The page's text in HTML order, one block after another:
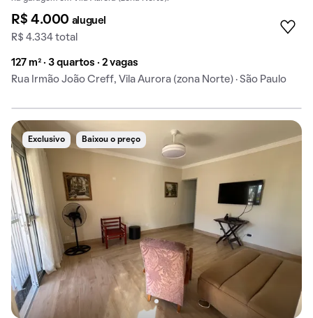
R$ 4.000 aluguel
R$ 4.334 total
127 m² · 3 quartos · 2 vagas
Rua Irmão João Creff, Vila Aurora (zona Norte) · São Paulo
Exclusivo Baixou o preço